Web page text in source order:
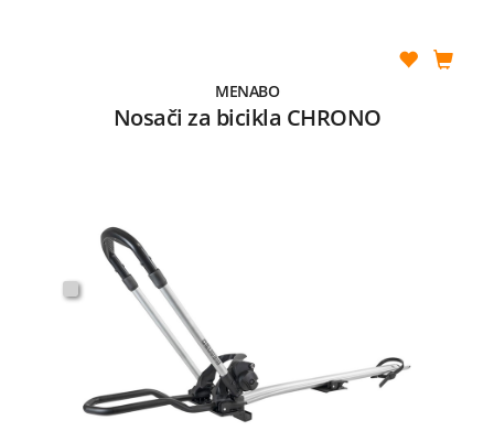
MENABO
Nosači za bicikla CHRONO